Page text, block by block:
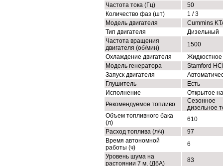
Частота тока (Гц)
50
Количество фаз (шт)
1 / 3
Модель двигателя
Cummins
Тип двигателя
Дизельный
Частота вращения
двигателя (об/мин)
1500
Охлаждение двигателя
Жидкостное
Модель генератора
Stamford
Запуск двигателя
Глушитель
Есть
Исполнение
Открытое
Рекомендуемое топливо
Сезонное
дизельное
Объем топливного бака
(л)
610
Расход топлива (л/ч)
97
Время автономной
работы (ч)
6
Уровень шума на
растоянии 7 м, (ДбА)
83